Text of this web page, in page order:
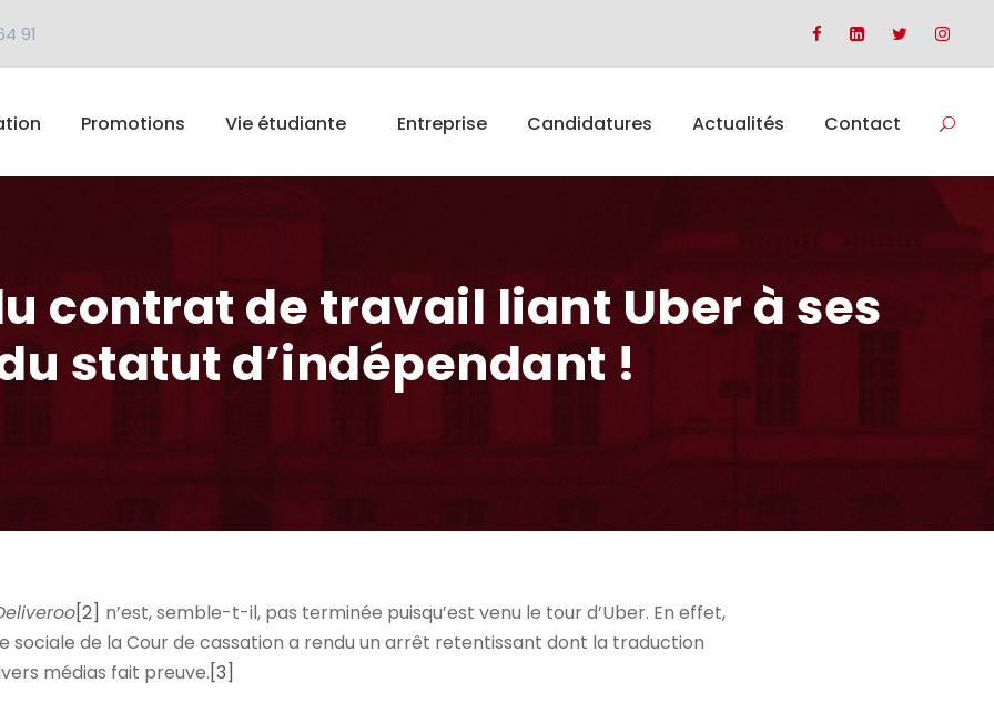
91
Promotions Vie étudiante Entreprise Candidatures Actualités Contact
contrat de travail liant Uber à ses
statut d’indépendant !
[2] n’est, semble-t-il, pas terminée puisqu’est venu le tour d’Uber. En effet,
sociale de la Cour de cassation a rendu un arrêt retentissant dont la traduction
médias fait preuve.[3]